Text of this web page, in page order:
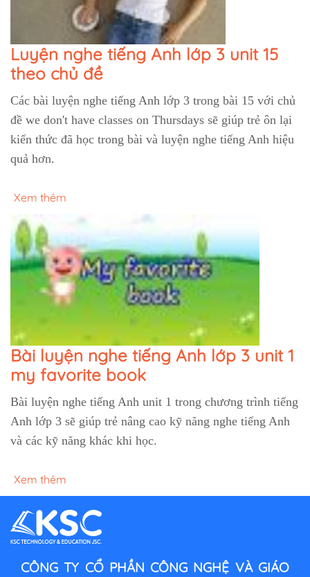
Luyện nghe tiếng Anh lớp 3 unit 15
theo chủ đề
Các bài luyện nghe tiếng Anh lớp 3 trong bài 15 với chủ
đề we don't have classes on Thursdays sẽ giúp trẻ ôn lại
kiến thức đã học trong bài và luyện nghe tiếng Anh hiệu
quả hơn.
Xem thêm
Bài luyện nghe tiếng Anh lớp 3 unit 1
my favorite book
Bài luyện nghe tiếng Anh unit 1 trong chương trình tiếng
Anh lớp 3 sẽ giúp trẻ nâng cao kỹ năng nghe tiếng Anh
và các kỹ năng khác khi học.
Xem thêm
CÔNG TY CỔ PHẦN CÔNG NGHỆ VÀ GIÁO